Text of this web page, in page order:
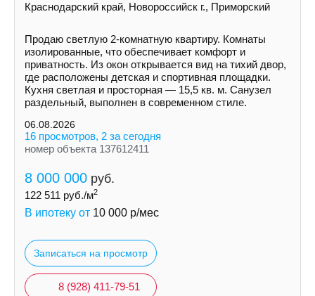
Краснодарский край, Новороссийск г., Приморский
Продаю светлую 2-комнатную квартиру. Комнаты
изолированные, что обеспечивает комфорт и
приватность. Из окон открывается вид на тихий двор,
где расположены детская и спортивная площадки.
Кухня светлая и просторная — 15,5 кв. м. Санузел
раздельный, выполнен в современном стиле.
06.08.2026
16 просмотров, 2 за сегодня
номер объекта 137612411
8 000 000 руб.
122 511 руб./м2
В ипотеку от 10 000 р/мес
Записаться на просмотр
8 (928) 411-79-51